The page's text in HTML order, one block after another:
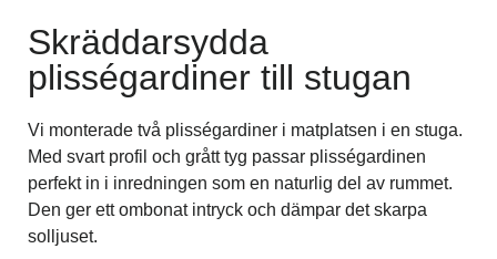
Skräddarsydda
plisségardiner till stugan
Vi monterade två plisségardiner i matplatsen i en stuga.
Med svart profil och grått tyg passar plisségardinen
perfekt in i inredningen som en naturlig del av rummet.
Den ger ett ombonat intryck och dämpar det skarpa
solljuset.